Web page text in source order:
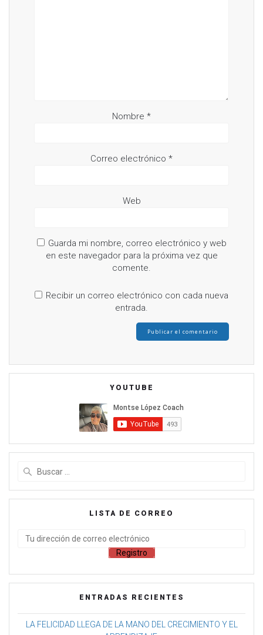
Nombre *
Correo electrónico *
Web
Guarda mi nombre, correo electrónico y web
en este navegador para la próxima vez que
comente.
Recibir un correo electrónico con cada nueva
entrada.
YOUTUBE
LISTA DE CORREO
ENTRADAS RECIENTES
LA FELICIDAD LLEGA DE LA MANO DEL CRECIMIENTO Y EL